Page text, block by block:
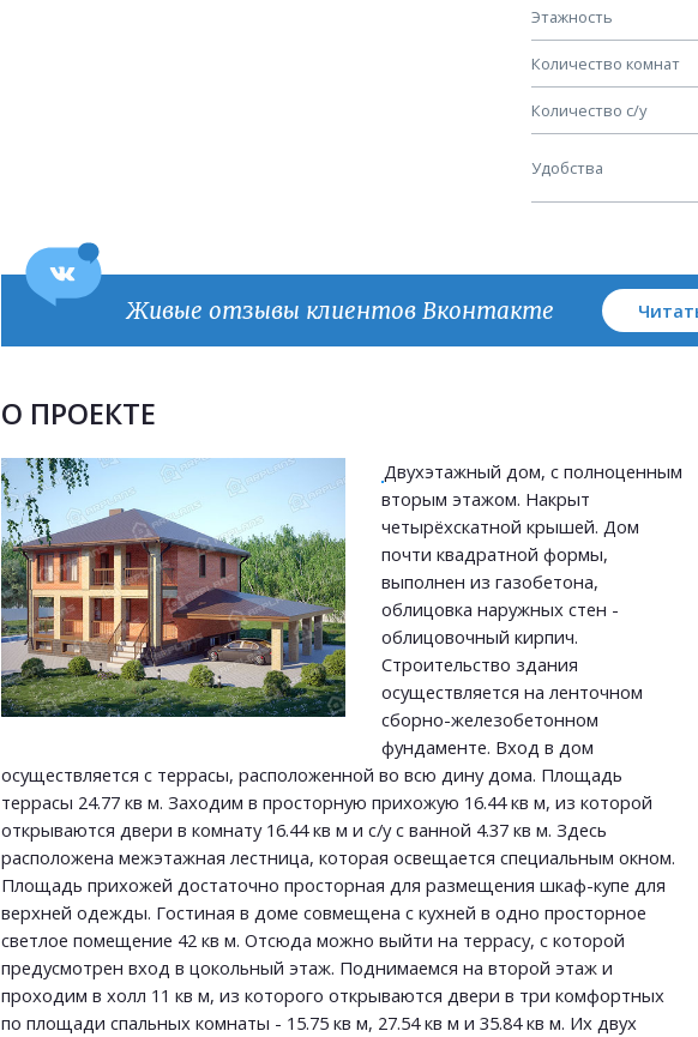
Этажность
Количество комнат
Количество с/у
Удобства
Узлы
План кровли
Живые отзывы клиентов Вконтакте
О ПРОЕКТЕ
Двухэтажный дом, с полноценным
вторым этажом. Накрыт
четырёхскатной крышей. Дом
почти квадратной формы,
выполнен из газобетона,
облицовка наружных стен -
облицовочный кирпич.
Строительство здания
осуществляется на ленточном
сборно-железобетонном
фундаменте. Вход в дом
осуществляется с террасы, расположенной во всю дину дома. Площадь
террасы 24.77 кв м. Заходим в просторную прихожую 16.44 кв м, из которой
открываются двери в комнату 16.44 кв м и с/у с ванной 4.37 кв м. Здесь
расположена межэтажная лестница, которая освещается специальным окном.
Площадь прихожей достаточно просторная для размещения шкаф-купе для
верхней одежды. Гостиная в доме совмещена с кухней в одно просторное
светлое помещение 42 кв м. Отсюда можно выйти на террасу, с которой
предусмотрен вход в цокольный этаж. Поднимаемся на второй этаж и
проходим в холл 11 кв м, из которого открываются двери в три комфортных
по площади спальных комнаты - 15.75 кв м, 27.54 кв м и 35.84 кв м. Их двух
Прикрепить файл
Согласен на обработку персональных данных
ОТПРАВИТЬ
Прикрепить файл
Согласен на обработку персональных данных
This site is protected by reCAPTCHA and the GooglePrivacy Policy and
apply.
ОТПРАВИТЬ
Продолжить покупки